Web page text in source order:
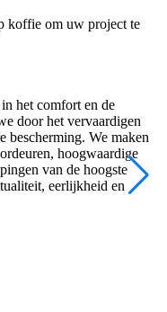
koffie om uw project te
het comfort en de
door het vervaardigen
bescherming. We maken
hoogwaardige
van de hoogste
eerlijkheid en